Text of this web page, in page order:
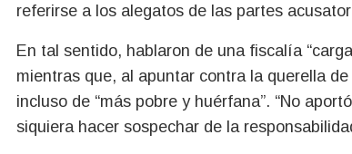
referirse a los alegatos de las partes
En tal sentido, hablaron de una fiscalía
mientras que, al apuntar contra la querella de
incluso de “más pobre y huérfana”. “No
siquiera hacer sospechar de la